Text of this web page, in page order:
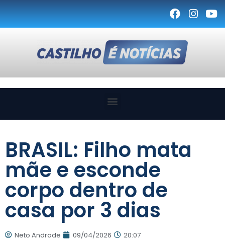
BRASIL: Filho mata
mãe e esconde
corpo dentro de
casa por 3 dias
Neto Andrade 09/04/2026 20:07